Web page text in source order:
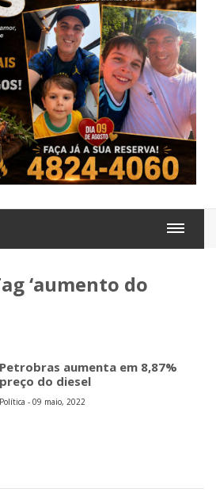
‘aumento do
Petrobras aumenta em 8,87%
preço do diesel
Política - 09 maio, 2022